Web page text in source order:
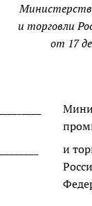
и торговли
от 17
и